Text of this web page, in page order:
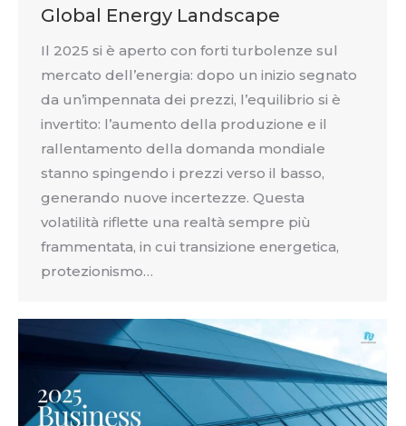
Global Energy Landscape
Il 2025 si è aperto con forti turbolenze sul
mercato dell’energia: dopo un inizio segnato
da un’impennata dei prezzi, l’equilibrio si è
invertito: l’aumento della produzione e il
rallentamento della domanda mondiale
stanno spingendo i prezzi verso il basso,
generando nuove incertezze. Questa
volatilità riflette una realtà sempre più
frammentata, in cui transizione energetica,
protezionismo…